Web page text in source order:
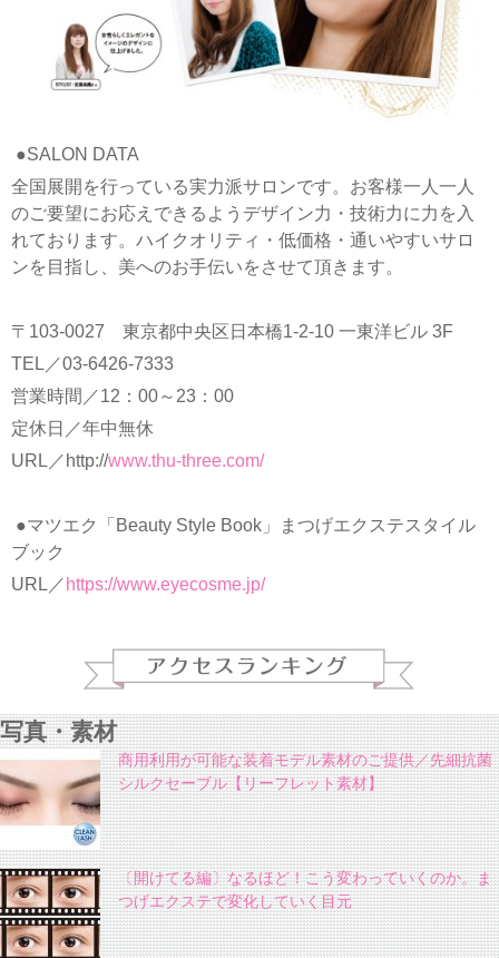
●SALON DATA
全国展開を行っている実力派サロンです。お客様一人一人
のご要望にお応えできるようデザイン力・技術力に力を入
れております。ハイクオリティ・低価格・通いやすいサロ
ンを目指し、美へのお手伝いをさせて頂きます。
〒103-0027 東京都中央区日本橋1-2-10 一東洋ビル 3F
TEL／03-6426-7333
営業時間／12：00～23：00
定休日／年中無休
URL／http://www.thu-three.com/
●マツエク「Beauty Style Book」まつげエクステスタイル
ブック
URL／https://www.eyecosme.jp/
写真・素材
商用利用が可能な装着モデル素材のご提供／先細抗菌
シルクセーブル【リーフレット素材】
〔開けてる編〕なるほど！こう変わっていくのか。ま
つげエクステで変化していく目元